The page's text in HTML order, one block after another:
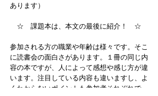
あります）
☆　課題本は、本文の最後に紹介！　☆
参加される方の職業や年齢は様々です。そこ
に読書会の面白さがあります。１冊の同じ内
容の本ですが、人によって感想や感じ方が違
います。注目している内容も違いますし、よ
くわからないポイントも参加者それぞれで